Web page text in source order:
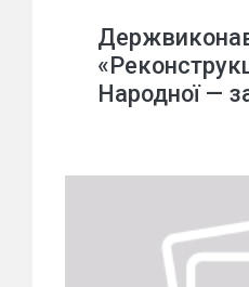
Народної —